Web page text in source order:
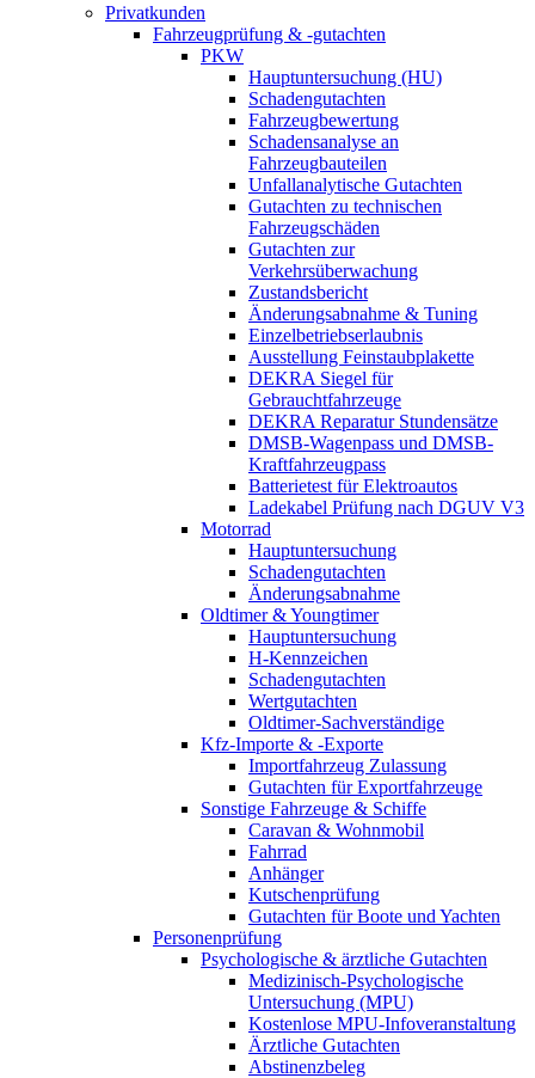
Privatkunden
Fahrzeugprüfung & -gutachten
PKW
Hauptuntersuchung (HU)
Schadengutachten
Fahrzeugbewertung
Schadensanalyse an
Fahrzeugbauteilen
Unfallanalytische Gutachten
Gutachten zu technischen
Fahrzeugschäden
Gutachten zur
Verkehrsüberwachung
Zustandsbericht
Änderungsabnahme & Tuning
Einzelbetriebserlaubnis
Ausstellung Feinstaubplakette
DEKRA Siegel für
Gebrauchtfahrzeuge
DEKRA Reparatur Stundensätze
DMSB-Wagenpass und DMSB-
Kraftfahrzeugpass
Batterietest für Elektroautos
Ladekabel Prüfung nach DGUV V3
Motorrad
Hauptuntersuchung
Schadengutachten
Änderungsabnahme
Oldtimer & Youngtimer
Hauptuntersuchung
H-Kennzeichen
Schadengutachten
Wertgutachten
Oldtimer-Sachverständige
Kfz-Importe & -Exporte
Importfahrzeug Zulassung
Gutachten für Exportfahrzeuge
Sonstige Fahrzeuge & Schiffe
Caravan & Wohnmobil
Fahrrad
Anhänger
Kutschenprüfung
Gutachten für Boote und Yachten
Personenprüfung
Psychologische & ärztliche Gutachten
Medizinisch-Psychologische
Untersuchung (MPU)
Kostenlose MPU-Infoveranstaltung
Ärztliche Gutachten
Abstinenzbeleg